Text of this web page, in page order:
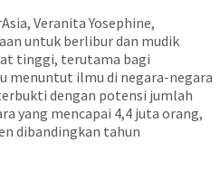
Veranita Yosephine,
untuk berlibur dan mudik
tinggi, terutama bagi
menuntut ilmu di negara-negara
dengan potensi jumlah
yang mencapai 4,4 juta orang,
dibandingkan tahun